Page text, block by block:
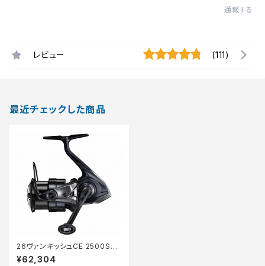
通報する
レビュー (111)
最近チェックした商品
26ヴァンキッシュCE 2500SH
G
¥62,304